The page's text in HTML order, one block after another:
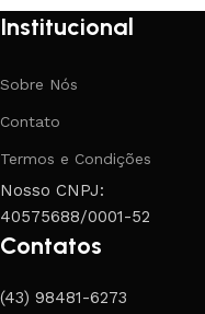
Institucional
Sobre Nós
Contato
Termos e Condições
Nosso CNPJ:
40575688/0001-52
Contatos
(43) 98481-6273